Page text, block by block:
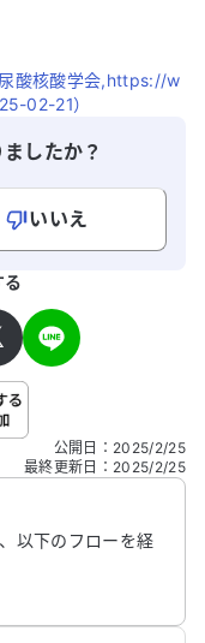
尿酸核酸学会,https://w
02-21）
したか？
いいえ
ご自身の病気の詳細な
る
公開日 ： 2025/2/25
最終更新日 ： 2025/2/25
以下のフローを経